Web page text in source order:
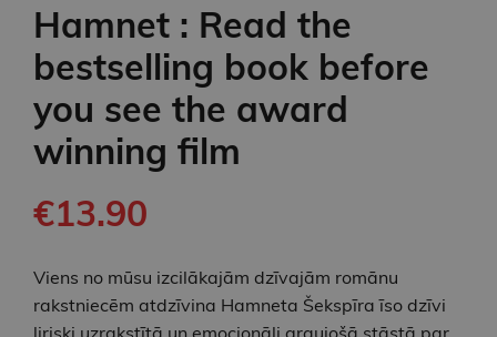
Hamnet : Read the
bestselling book before
you see the award
winning film
€13.90
Viens no mūsu izcilākajām dzīvajām romānu
rakstniecēm atdzīvina Hamneta Šekspīra īso dzīvi
liriski uzrakstītā un emocionāli graujošā stāstā par